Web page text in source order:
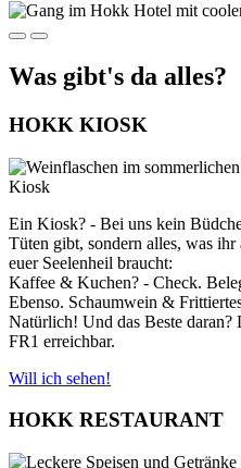
Was gibt's da alles?
HOKK KIOSK
Ein Kiosk? - Bei uns kein
Tüten gibt, sondern alles, was
euer Seelenheil braucht:
Kaffee & Kuchen? - Check.
Ebenso. Schaumwein &
Natürlich! Und das Beste
FR1 erreichbar.
Will ich sehen!
HOKK RESTAURANT